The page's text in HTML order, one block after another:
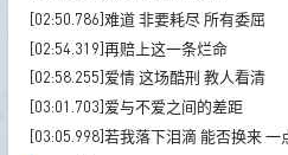
[02:50.786]难道 非要耗尽 所有委屈
[02:54.319]再赔上这一条烂命
[02:58.255]爱情 这场酷刑 教人看清
[03:01.703]爱与不爱之间的差距
[03:05.998]若我落下泪滴 能否换来 一